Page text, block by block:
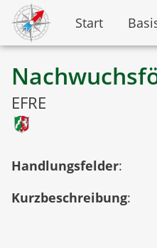
Start
EFRE
Handlungsfelder:
Kurzbeschreibung: